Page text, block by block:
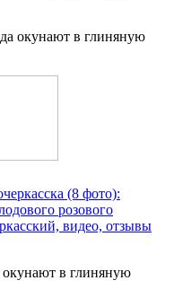
(8 фото):
розового
видео, отзывы
окунают в глиняную